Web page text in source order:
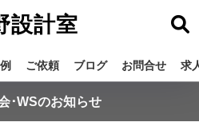
設計室
ご依頼 ブログ お問合せ 求
･WSのお知らせ